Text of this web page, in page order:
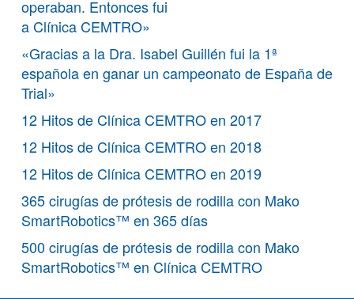
operaban. Entonces fui
a Clínica CEMTRO»
«Gracias a la Dra. Isabel Guillén fui la 1ª
española en ganar un campeonato de España de
Trial»
12 Hitos de Clínica CEMTRO en 2017
12 Hitos de Clínica CEMTRO en 2018
12 Hitos de Clínica CEMTRO en 2019
365 cirugías de prótesis de rodilla con Mako
SmartRobotics™ en 365 días
500 cirugías de prótesis de rodilla con Mako
SmartRobotics™ en Clínica CEMTRO